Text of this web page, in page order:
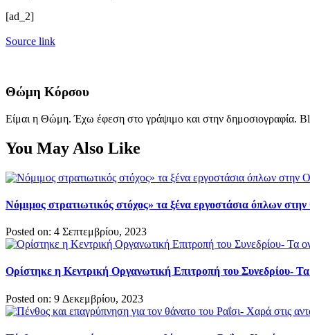
[ad_2]
Source link
Θώμη Κόρσου
Είμαι η Θώμη. Έχω έφεση στο γράψιμο και στην δημοσιογραφία.
You May Also Like
Νόμιμος στρατιωτικός στόχος» τα ξένα εργοστάσια όπλων
Posted on: 4 Σεπτεμβρίου, 2023
Ορίστηκε η Κεντρική Οργανωτική Επιτροπή του Συνεδρίου-
Posted on: 9 Δεκεμβρίου, 2023